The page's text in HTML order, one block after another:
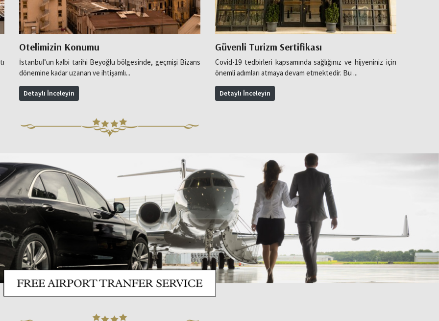
Otelimizin Konumu
İstanbul’un kalbi tarihi Beyoğlu bölgesinde, geçmişi Bizans
dönemine kadar uzanan ve ihtişamlı...
Detaylı İnceleyin
Güvenli Turizm Sertifikası
Covid-19 tedbirleri kapsamında sağlığınız ve hijyeniniz için
önemli adımları atmaya devam etmektedir. Bu ...
Detaylı İnceleyin